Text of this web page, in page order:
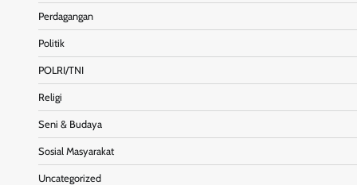
Perdagangan
Politik
POLRI/TNI
Religi
Seni & Budaya
Sosial Masyarakat
Uncategorized